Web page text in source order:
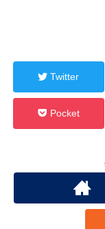
Twitter
Pocket